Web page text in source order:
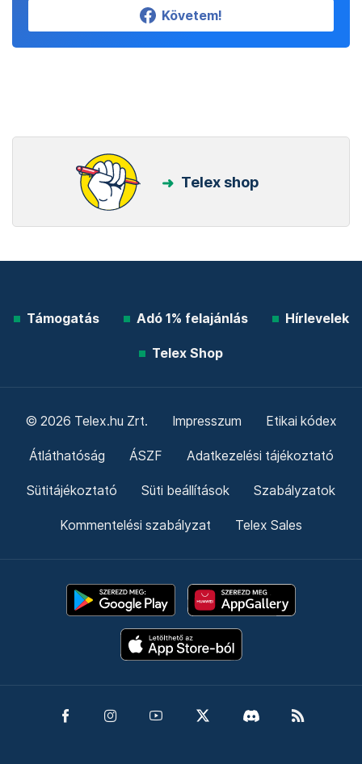
Követem!
Telex shop
Támogatás Adó 1% felajánlás Hírlevelek
Telex Shop
© 2026 Telex.hu Zrt. Impresszum Etikai kódex
Átláthatóság ÁSZF Adatkezelési tájékoztató
Sütitájékoztató Süti beállítások Szabályzatok
Kommentelési szabályzat Telex Sales